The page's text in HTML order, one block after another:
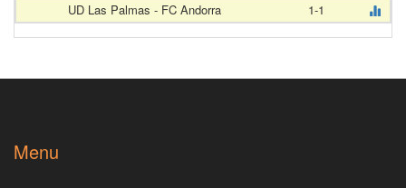
UD Las Palmas - FC Andorra
1-1
Menu